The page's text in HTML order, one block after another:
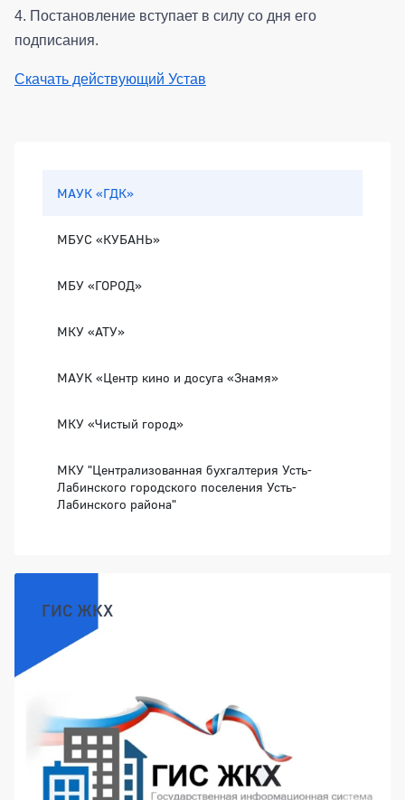
4. Постановление вступает в силу со дня его
подписания.
Скачать действующий Устав
МАУК «ГДК»
МБУС «КУБАНЬ»
МБУ «ГОРОД»
МКУ «АТУ»
МАУК «Центр кино и досуга «Знамя»
МКУ «Чистый город»
МКУ "Централизованная бухгалтерия Усть-
Лабинского городского поселения Усть-
Лабинского района"
ГИС ЖКХ